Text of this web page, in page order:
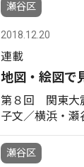
瀬谷区
2018.12.20
連載
地図・絵図で
第８回 関東大
子文／横浜・瀬
瀬谷区